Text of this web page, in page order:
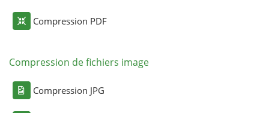
Compression PDF
Compression de fichiers image
Compression JPG